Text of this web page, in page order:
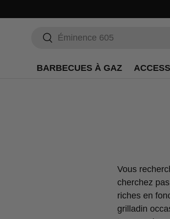
Recherche
Rechercher
BARBECUES À GAZ
Vous
cherchez
riches en
grilladin